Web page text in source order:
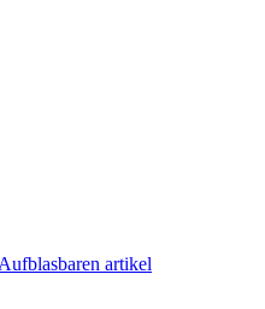
Aufblasbaren artikel